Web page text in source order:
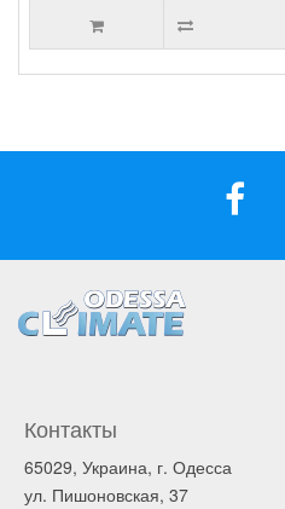
Контакты
65029, Украина, г. Одесса
ул. Пишоновская, 37